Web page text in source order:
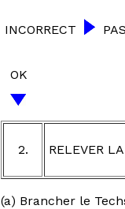
INCORRECT
OK
2. RELEVER
(a) Brancher le